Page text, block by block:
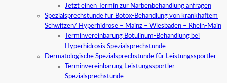
Jetzt einen Termin zur Narbenbehandlung anfragen
Spezialsprechstunde für Botox-Behandlung von krankhaftem
Schwitzen/ Hyperhidrose – Mainz – Wiesbaden – Rhein-Main
Terminvereinbarung Botulinum-Behandlung bei
Hyperhidrosis Spezialsprechstunde
Dermatologische Spezialsprechstunde für Leistungssportler
Terminvereinbarung Leistungssportler
Spezialsprechstunde